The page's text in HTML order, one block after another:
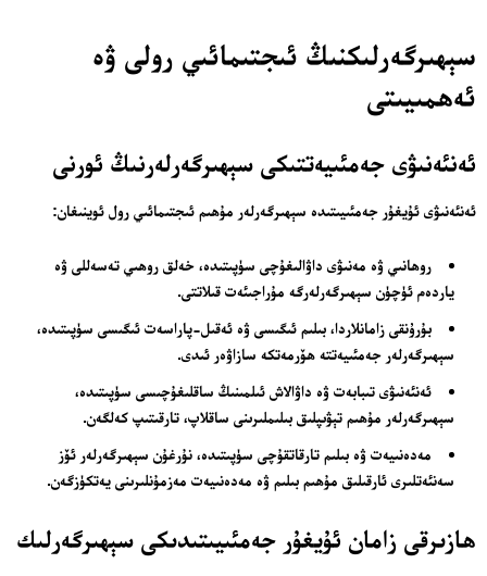
سېھىرگەرلىكنىڭ ئىجتىمائىي رولى ۋە
ئەھمىيىتى
ئەنئەنىۋى جەمئىيەتتىكى سېھىرگەرلەرنىڭ ئورنى
ئەنئەنىۋى ئۇيغۇر جەمئىيىتىدە سېھىرگەرلەر مۇھىم ئىجتىمائىي رول ئوينىغان:
روھانىي ۋە مەنىۋى داۋالىغۇچى سۈپىتىدە، خەلق روھىي تەسەللى ۋە
ياردەم ئۈچۈن سېھىرگەرلەرگە مۇراجىئەت قىلاتتى.
بۇرۇنقى زامانلاردا، بىلىم ئىگىسى ۋە ئەقىل-پاراسەت ئىگىسى سۈپىتىدە،
سېھىرگەرلەر جەمئىيەتتە ھۆرمەتكە سازاۋەر ئىدى.
ئەنئەنىۋى تىبابەت ۋە داۋالاش ئىلمىنىڭ ساقلىغۇچىسى سۈپىتىدە،
سېھىرگەرلەر مۇھىم تېۋىپلىق بىلىملىرىنى ساقلاپ، تارقىتىپ كەلگەن.
مەدەنىيەت ۋە بىلىم تارقاتقۇچى سۈپىتىدە، نۇرغۇن سېھىرگەرلەر ئۆز
سەنئەتلىرى ئارقىلىق مۇھىم بىلىم ۋە مەدەنىيەت مەزمۇنلىرىنى يەتكۈزگەن.
ھازىرقى زامان ئۇيغۇر جەمئىيىتىدىكى سېھىرگەرلىك